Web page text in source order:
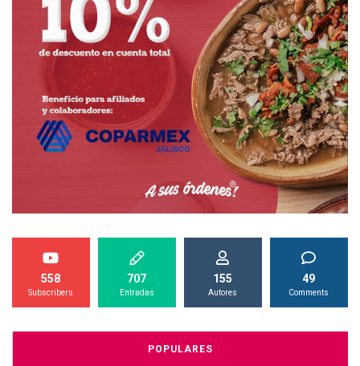
558
Subscribers
707
Entradas
155
Autores
49
Comments
POPULARES